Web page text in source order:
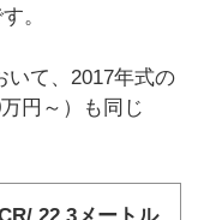
。
いて、2017年式の
円～）も同じ
22.3メートル